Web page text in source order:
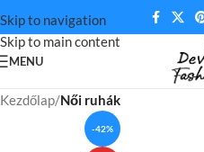
Skip to navigation
Skip to main content
MENU
Kezdőlap Női ruhák
-42%